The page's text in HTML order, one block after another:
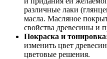
различные лаки
масла. Масляное
свойства древесины и
Покраска и
изменить цвет
цветовые решения.